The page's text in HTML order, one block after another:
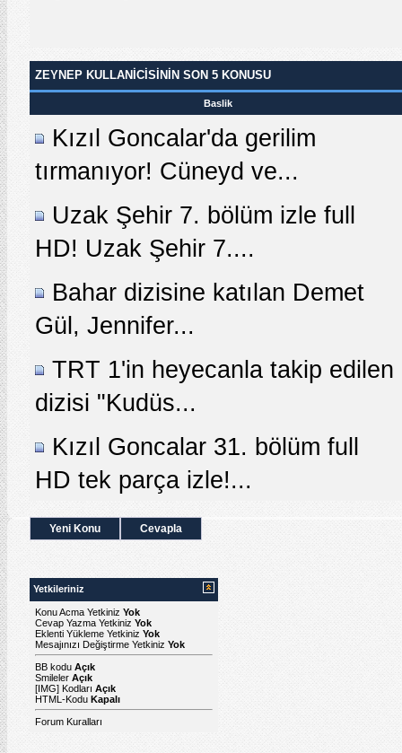
ZEYNEP KULLANICISININ SON 5 KONUSU
Baslik
Kızıl Goncalar'da gerilim
tırmanıyor! Cüneyd ve...
Uzak Şehir 7. bölüm izle full
HD! Uzak Şehir 7....
Bahar dizisine katılan Demet
Gül, Jennifer...
TRT 1'in heyecanla takip edilen
dizisi "Kudüs...
Kızıl Goncalar 31. bölüm full
HD tek parça izle!...
Yeni Konu Cevapla
Yetkileriniz
Konu Acma Yetkiniz Yok
Cevap Yazma Yetkiniz Yok
Eklenti Yükleme Yetkiniz Yok
Mesajınızı Değiştirme Yetkiniz Yok
BB kodu Açık
Smileler Açık
[IMG] Kodları Açık
HTML-Kodu Kapalı
Forum Kuralları